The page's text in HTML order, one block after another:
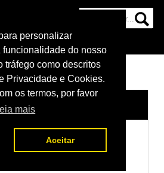
personalizar
do nosso
tráfego como descritos
Privacidade e Cookies.
os termos, por favor
mais
Aceitar
NOTÍCIAS
/